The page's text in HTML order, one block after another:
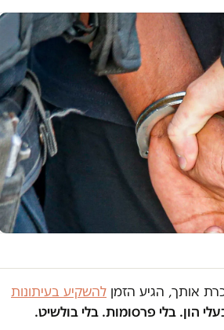
אותך, הגיע הזמן להשקיע בעיתונות
הון. בלי פרסומות. בלי בולשיט.